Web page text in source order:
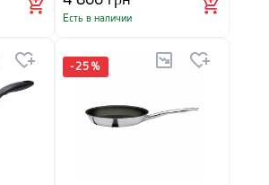
Есть в наличии
-25 %